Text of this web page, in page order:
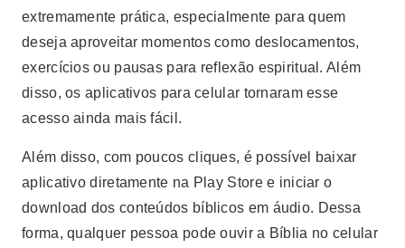
extremamente prática, especialmente para quem
deseja aproveitar momentos como deslocamentos,
exercícios ou pausas para reflexão espiritual. Além
disso, os aplicativos para celular tornaram esse
acesso ainda mais fácil.
Além disso, com poucos cliques, é possível baixar
aplicativo diretamente na Play Store e iniciar o
download dos conteúdos bíblicos em áudio. Dessa
forma, qualquer pessoa pode ouvir a Bíblia no celular